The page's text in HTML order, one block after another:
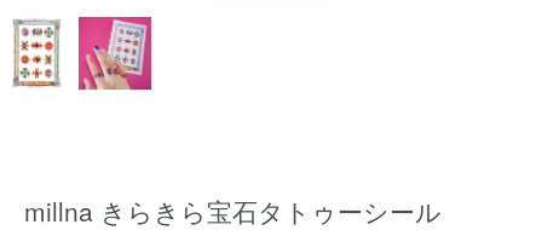
millna きらきら宝石タトゥーシール